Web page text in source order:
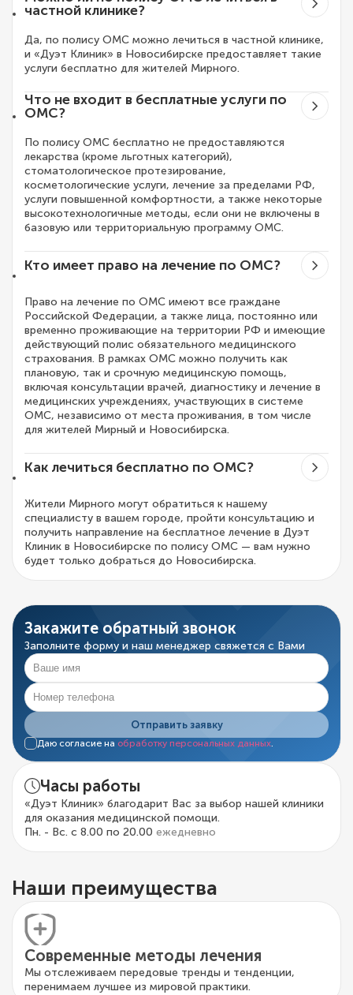
частной клинике?
Да, по полису ОМС можно лечиться в частной клинике,
и «Дуэт Клиник» в Новосибирске предоставляет такие
услуги бесплатно для жителей Мирного.
Что не входит в бесплатные услуги по
ОМС?
По полису ОМС бесплатно не предоставляются
лекарства (кроме льготных категорий),
стоматологическое протезирование,
косметологические услуги, лечение за пределами РФ,
услуги повышенной комфортности, а также некоторые
высокотехнологичные методы, если они не включены в
базовую или территориальную программу ОМС.
Кто имеет право на лечение по ОМС?
Право на лечение по ОМС имеют все граждане
Российской Федерации, а также лица, постоянно или
временно проживающие на территории РФ и имеющие
действующий полис обязательного медицинского
страхования. В рамках ОМС можно получить как
плановую, так и срочную медицинскую помощь,
включая консультации врачей, диагностику и лечение в
медицинских учреждениях, участвующих в системе
ОМС, независимо от места проживания, в том числе
для жителей Мирный и Новосибирска.
Как лечиться бесплатно по ОМС?
Жители Мирного могут обратиться к нашему
специалисту в вашем городе, пройти консультацию и
получить направление на бесплатное лечение в Дуэт
Клиник в Новосибирске по полису ОМС — вам нужно
будет только добраться до Новосибирска.
Закажите обратный звонок
Заполните форму и наш менеджер свяжется с Вами
Отправить заявку
Даю согласие на обработку персональных данных.
Часы работы
«Дуэт Клиник» благодарит Вас за выбор нашей клиники
для оказания медицинской помощи.
Пн. - Вс. с 8.00 по 20.00 ежедневно
Наши преимущества
Современные методы лечения
Мы отслеживаем передовые тренды и тенденции,
перенимаем лучшее из мировой практики.